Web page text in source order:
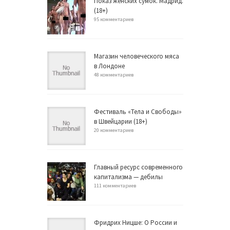
(18+)
95 комментариев
Магазин человеческого мяса
в Лондоне
48 комментариев
Фестиваль «Тела и Свободы»
в Швейцарии (18+)
20 комментариев
Главный ресурс современного
капитализма — дебилы
111 комментариев
Фридрих Ницше: О России и